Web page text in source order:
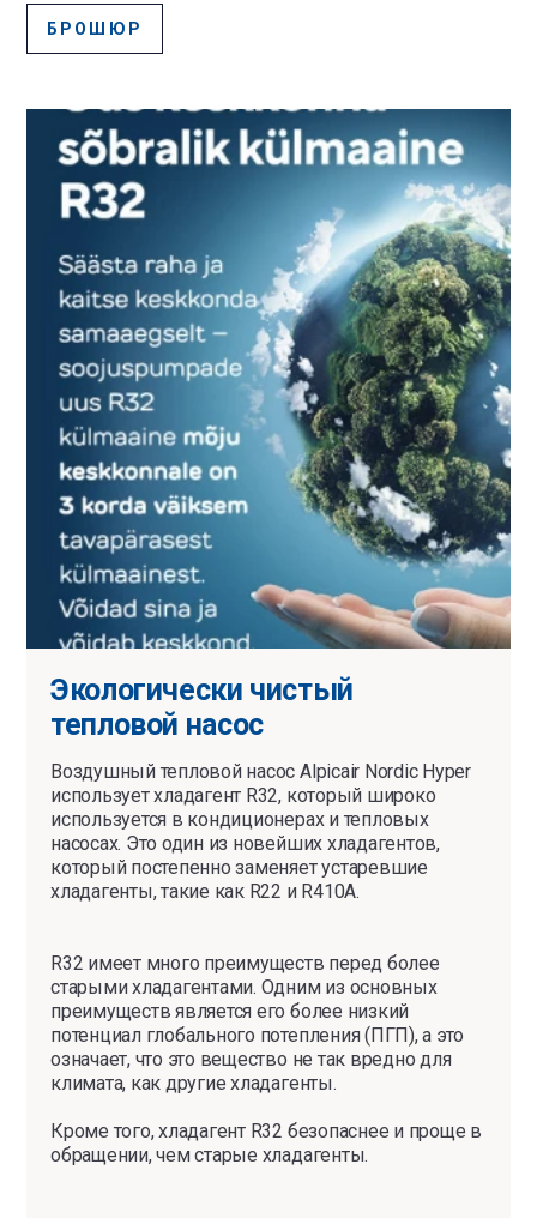
БРОШЮР
Экологически чистый
тепловой насос
Воздушный тепловой насос Alpicair Nordic Hyper
использует хладагент R32, который широко
используется в кондиционерах и тепловых
насосах. Это один из новейших хладагентов,
который постепенно заменяет устаревшие
хладагенты, такие как R22 и R410A.
R32 имеет много преимуществ перед более
старыми хладагентами. Одним из основных
преимуществ является его более низкий
потенциал глобального потепления (ПГП), а это
означает, что это вещество не так вредно для
климата, как другие хладагенты.
Кроме того, хладагент R32 безопаснее и проще в
обращении, чем старые хладагенты.